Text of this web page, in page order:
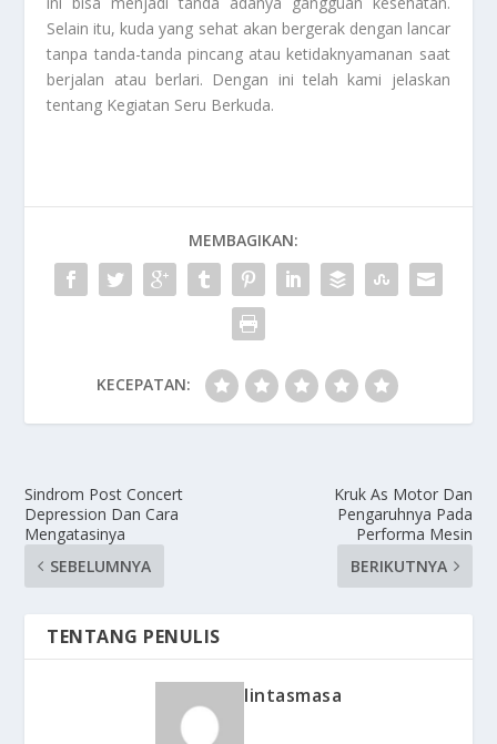
Selain itu, kuda yang sehat akan bergerak dengan lancar
tanpa tanda-tanda pincang atau ketidaknyamanan saat
berjalan atau berlari. Dengan ini telah kami jelaskan
tentang Kegiatan Seru Berkuda.
MEMBAGIKAN:
KECEPATAN:
Sindrom Post Concert
Depression Dan Cara
Mengatasinya
SEBELUMNYA
Kruk As Motor Dan
Pengaruhnya Pada
Performa Mesin
BERIKUTNYA
TENTANG PENULIS
lintasmasa